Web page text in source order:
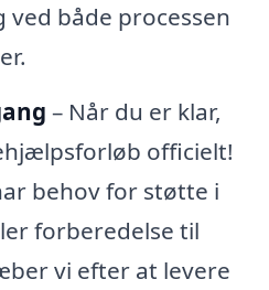
både processen
– Når du er klar,
officielt!
behov for støtte i
forberedelse til
vi efter at levere